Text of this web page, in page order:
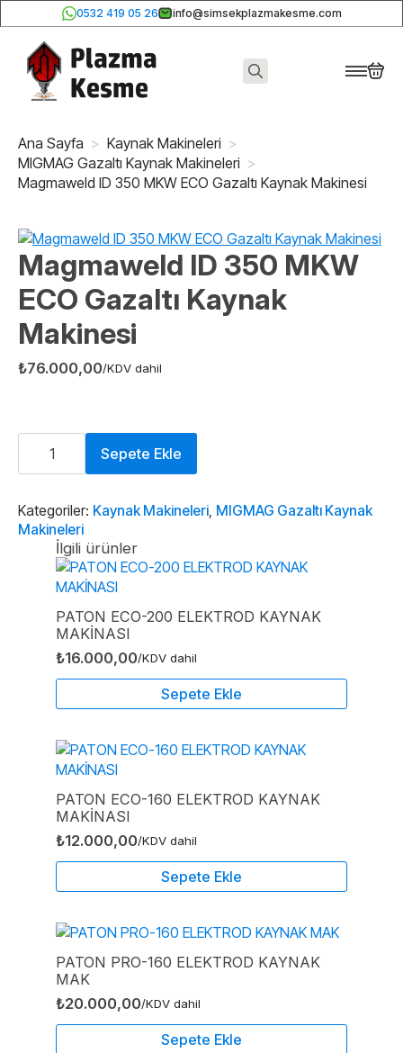
0532 419 05 26 info@simsekplazmakesme.com
Ana Sayfa
Kaynak Makineleri
MIGMAG Gazaltı Kaynak Makineleri
Magmaweld ID 350 MKW ECO Gazaltı Kaynak Makinesi
Magmaweld ID 350 MKW
ECO Gazaltı Kaynak
Makinesi
₺76.000,00/KDV dahil
Magmaweld
350
Gazaltı
Kaynak
Makinesi
Sepete Ekle
Kategoriler: Kaynak Makineleri, MIGMAG Gazaltı Kaynak
Makineleri
İlgili ürünler
PATON ECO-200 ELEKTROD KAYNAK
MAKİNASI
₺16.000,00/KDV dahil
Sepete Ekle
PATON ECO-160 ELEKTROD KAYNAK
MAKİNASI
₺12.000,00/KDV dahil
Sepete Ekle
PATON PRO-160 ELEKTROD KAYNAK
MAK
₺20.000,00/KDV dahil
Sepete Ekle